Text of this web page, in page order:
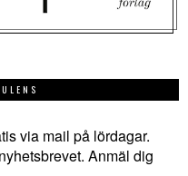
via mail på lördagar.
Anmäl dig